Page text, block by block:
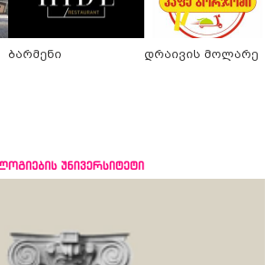
ბარმენი დრაივის მოლარე
უნივერსიტეტი